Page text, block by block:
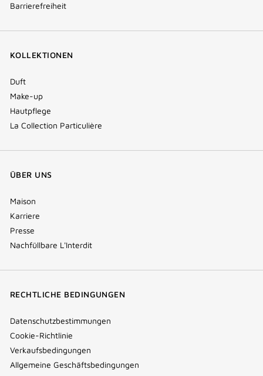
Barrierefreiheit
KOLLEKTIONEN
Duft
Make-up
Hautpflege
La Collection Particulière
ÜBER UNS
Maison
Karriere
Presse
Nachfüllbare L'Interdit
RECHTLICHE BEDINGUNGEN
Datenschutzbestimmungen
Cookie-Richtlinie
Verkaufsbedingungen
Allgemeine Geschäftsbedingungen